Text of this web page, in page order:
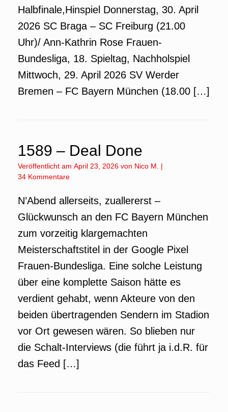
Halbfinale,Hinspiel Donnerstag, 30. April
2026 SC Braga – SC Freiburg (21.00
Uhr)/ Ann-Kathrin Rose Frauen-
Bundesliga, 18. Spieltag, Nachholspiel
Mittwoch, 29. April 2026 SV Werder
Bremen – FC Bayern München (18.00 […]
1589 – Deal Done
Veröffentlicht am April 23, 2026 von Nico M.
|
34 Kommentare
N’Abend allerseits, zuallererst –
Glückwunsch an den FC Bayern München
zum vorzeitig klargemachten
Meisterschaftstitel in der Google Pixel
Frauen-Bundesliga. Eine solche Leistung
über eine komplette Saison hätte es
verdient gehabt, wenn Akteure von den
beiden übertragenden Sendern im Stadion
vor Ort gewesen wären. So blieben nur
die Schalt-Interviews (die führt ja i.d.R. für
das Feed […]